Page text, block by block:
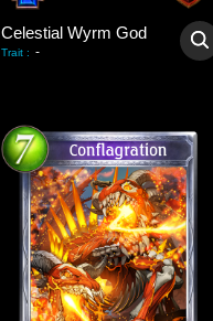
Celestial Wyrm God
Trait : -